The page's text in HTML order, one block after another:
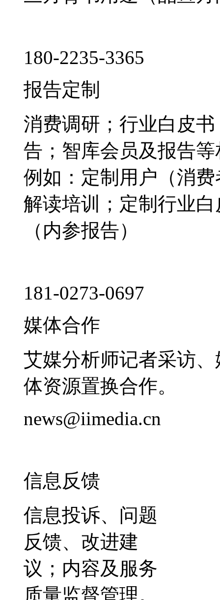
180-2235-3365
报告定制
消费调研；行业白皮
告；智库会员及报告
例如：定制用户（消
解读培训；定制行业
（内参报告）
181-0273-0697
媒体合作
艾媒分析师记者采访
体资源置换合作。
news@iimedia.cn
信息反馈
信息投诉、问题
反馈、改进建
议；内容及服务
质量监督管理。